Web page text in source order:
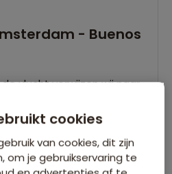
- Buenos
vlucht verwijzen wij naar
cookies
van cookies, dit zijn
om je gebruikservaring te